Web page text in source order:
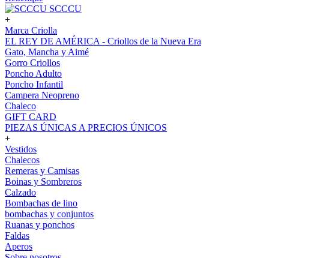
SCCCU
+
Marca Criolla
EL REY DE AMÉRICA - Criollos de la Nueva Era
Gato, Mancha y Aimé
Gorro Criollos
Poncho Adulto
Poncho Infantil
Campera Neopreno
Chaleco
GIFT CARD
PIEZAS ÚNICAS A PRECIOS ÚNICOS
+
Vestidos
Chalecos
Remeras y Camisas
Boinas y Sombreros
Calzado
Bombachas de lino
bombachas y conjuntos
Ruanas y ponchos
Faldas
Aperos